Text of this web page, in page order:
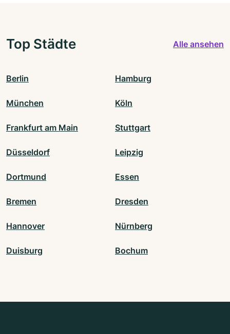
Top Städte Alle ansehen
Berlin Hamburg
München Köln
Frankfurt am Main Stuttgart
Düsseldorf Leipzig
Dortmund Essen
Bremen Dresden
Hannover Nürnberg
Duisburg Bochum